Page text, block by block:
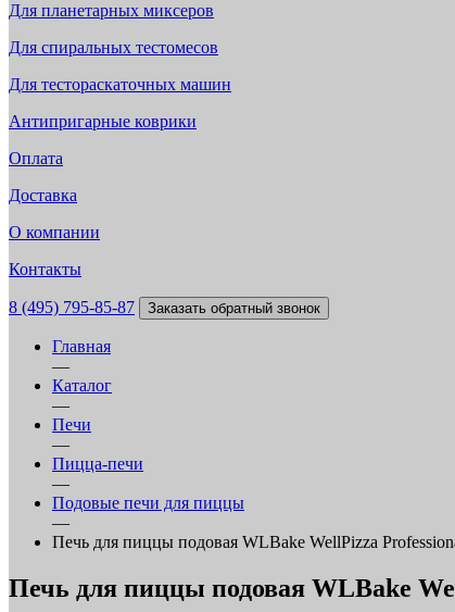
Для планетарных миксеров
Для спиральных тестомесов
Для тестораскаточных машин
Антипригарные коврики
Оплата
Доставка
О компании
Контакты
8 (495) 795-85-87 Заказать обратный звонок
Главная
—
Каталог
—
Печи
—
Пицца-печи
—
Подовые печи для пиццы
—
Печь для пиццы подовая WLBake WellPizza
Печь для пиццы подовая WLBake